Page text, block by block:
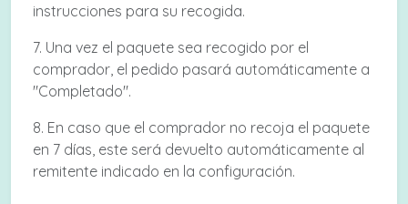
instrucciones para su recogida.
7. Una vez el paquete sea recogido por el
comprador, el pedido pasará automáticamente a
"Completado".
8. En caso que el comprador no recoja el paquete
en 7 días, este será devuelto automáticamente al
remitente indicado en la configuración.